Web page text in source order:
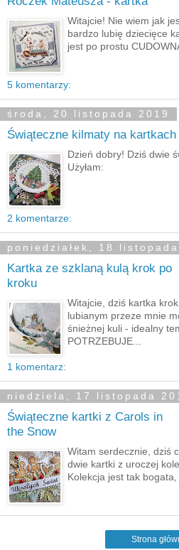
Witajcie! Nie wiem jak
bardzo lubię dziecięce
jest po prostu
5 komentarzy:
środa, 20 listopada 2019
Świąteczne kilmaty na kartkach
Dzień dobry! Dziś dwie
Użyłam:
2 komentarze:
poniedziałek, 18
Kartka ze szklaną kulą krok po
kroku
Witajcie, dziś kartka
lubianym przeze mnie
śnieżnej kuli - idealny
POTRZEBUJE...
1 komentarz:
niedziela, 17 listopada
Świąteczne kartki z Carols in
the Snow
Witam serdecznie, dziś
dwie kartki z uroczej
Kolekcja jest tak
Strona